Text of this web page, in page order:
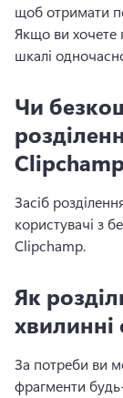
Якщо ви хочете
шкалі
Чи
Засіб
користувачі з
Clipchamp.
Як
хвилинні
За потреби ви
фрагменти